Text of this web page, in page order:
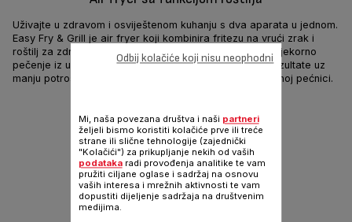
Uživajte u zdravom i osviještenom kuhanju s dva aparata u jednom.
Easy Fry & Grill je air fryer koji kombinira fritezu na vrući zrak i
roštilj za zdravo prženje s malo ili nimalo ulja, uz besprijekorno
pečenje iz udobnosti vaše kuhinje. Obećavajući brze rezultate uz
manju potrošnju energije, savršena je alternativa klasičnoj pećnici.
Mi, naša povezana društva i naši partneri
željeli bismo koristiti kolačiće prve ili treće
strane ili slične tehnologije (zajednički
"Kolačići") za prikupljanje nekih od vaših
podatakaradi provođenja analitike te vam
pružiti ciljane oglase i sadržaj na osnovu
vaših interesa i mrežnih aktivnosti te vam
dopustiti dijeljenje sadržaja na društvenim
medijima.
Odbij kolačiće koji nisu neophodni